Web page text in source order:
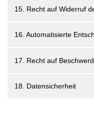
15. Recht auf Widerruf
16. Automatisierte
17. Recht auf
18. Datensicherheit